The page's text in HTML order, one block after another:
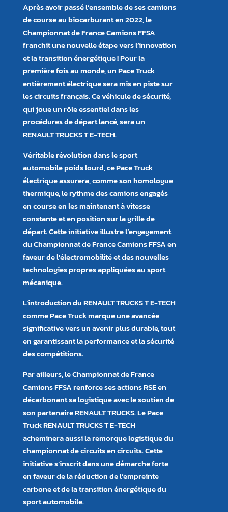
Après avoir passé l’ensemble de ses camions
de course au biocarburant en 2022, le
Championnat de France Camions FFSA
franchit une nouvelle étape vers l’innovation
et la transition énergétique ! Pour la
première fois au monde, un Pace Truck
entièrement électrique sera mis en piste sur
les circuits français. Ce véhicule de sécurité,
qui joue un rôle essentiel dans les
procédures de départ lancé, sera un
RENAULT TRUCKS T E-TECH.
Véritable révolution dans le sport
automobile poids lourd, ce Pace Truck
électrique assurera, comme son homologue
thermique, le rythme des camions engagés
en course en les maintenant à vitesse
constante et en position sur la grille de
départ. Cette initiative illustre l’engagement
du Championnat de France Camions FFSA en
faveur de l’électromobilité et des nouvelles
technologies propres appliquées au sport
mécanique.
L’introduction du RENAULT TRUCKS T E-TECH
comme Pace Truck marque une avancée
significative vers un avenir plus durable, tout
en garantissant la performance et la sécurité
des compétitions.
Par ailleurs, le Championnat de France
Camions FFSA renforce ses actions RSE en
décarbonant sa logistique avec le soutien de
son partenaire RENAULT TRUCKS. Le Pace
Truck RENAULT TRUCKS T E-TECH
acheminera aussi la remorque logistique du
championnat de circuits en circuits. Cette
initiative s’inscrit dans une démarche forte
en faveur de la réduction de l’empreinte
carbone et de la transition énergétique du
sport automobile.